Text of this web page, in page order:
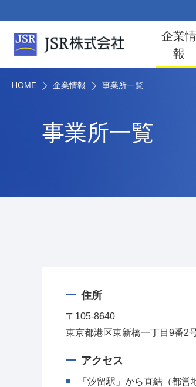
企業情
報
HOME 企業情報 事業所一覧
事業所一覧
住所
〒105-8640
東京都港区東新橋一丁目9番2
アクセス
「汐留駅」から直結（都営